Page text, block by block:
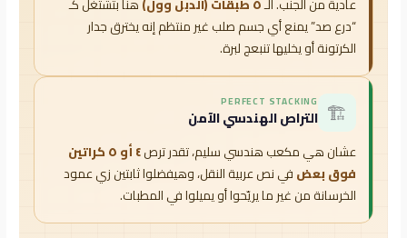
“درع صد” يمنع أي جسم صلب غير منتظم إنه يخترق جدار
الكرتونة أو يخليها تنبعج لبرة.
🏗️
PERFECT STACKING
التراص الهندسي الآمن
عشان هي مكعب هندسي سليم، تقدر ترص
٤ أو ٥ كراتين
فوق بعضفي نص عربية النقل، وهيفضلوا ثابتين زي عمود
الخرسانة من غير ما يريّحوا أو يميلوا في المطبات.